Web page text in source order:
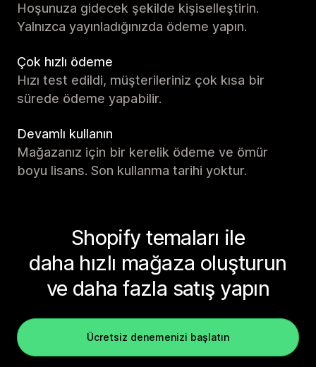
Hoşunuza gidecek şekilde kişiselleştirin.
Yalnızca yayınladığınızda ödeme yapın.
Çok hızlı ödeme
Hızı test edildi, müşterileriniz çok kısa bir
sürede ödeme yapabilir.
Devamlı kullanın
Mağazanız için bir kerelik ödeme ve ömür
boyu lisans. Son kullanma tarihi yoktur.
Shopify temaları ile
daha hızlı mağaza oluşturun
ve daha fazla satış yapın
Ücretsiz denemenizi başlatın